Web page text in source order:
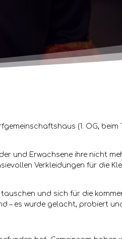
(1. OG, beim
und Erwachsene ihre nicht
Verkleidungen für die
und sich für die
– es wurde gelacht, probiert